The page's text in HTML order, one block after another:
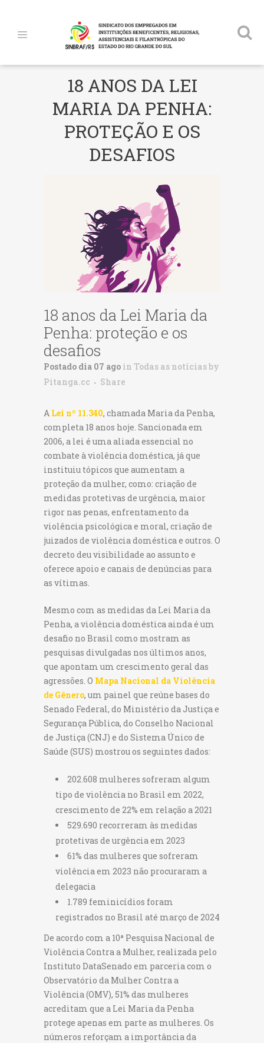
18 ANOS DA LEI
MARIA DA PENHA:
PROTEÇÃO E OS
DESAFIOS
18 anos da Lei Maria da
Penha: proteção e os
desafios
Postado dia 07 ago in Todas as notíciasby
Pitanga.cc
Share
A Lei nº 11.340, chamada Maria da Penha,
completa 18 anos hoje. Sancionada em
2006, a lei é uma aliada essencial no
combate à violência doméstica, já que
instituiu tópicos que aumentam a
proteção da mulher, como: criação de
medidas protetivas de urgência, maior
rigor nas penas, enfrentamento da
violência psicológica e moral, criação de
juizados de violência doméstica e outros. O
decreto deu visibilidade ao assunto e
oferece apoio e canais de denúncias para
as vítimas.
Mesmo com as medidas da Lei Maria da
Penha, a violência doméstica ainda é um
desafio no Brasil como mostram as
pesquisas divulgadas nos últimos anos,
que apontam um crescimento geral das
agressões. O Mapa Nacional da Violência
de Gênero, um painel que reúne bases do
Senado Federal, do Ministério da Justiça e
Segurança Pública, do Conselho Nacional
de Justiça (CNJ) e do Sistema Único de
Saúde (SUS) mostrou os seguintes dados:
202.608 mulheres sofreram algum
tipo de violência no Brasil em 2022,
crescimento de 22% em relação a 2021
529.690 recorreram às medidas
protetivas de urgência em 2023
61% das mulheres que sofreram
violência em 2023 não procuraram a
delegacia
1.789 feminicídios foram
registrados no Brasil até março de 2024
De acordo com a 10ª Pesquisa Nacional de
Violência Contra a Mulher, realizada pelo
Instituto DataSenado em parceria com o
Observatório da Mulher Contra a
Violência (OMV), 51% das mulheres
acreditam que a Lei Maria da Penha
protege apenas em parte as mulheres. Os
números reforçam a importância da